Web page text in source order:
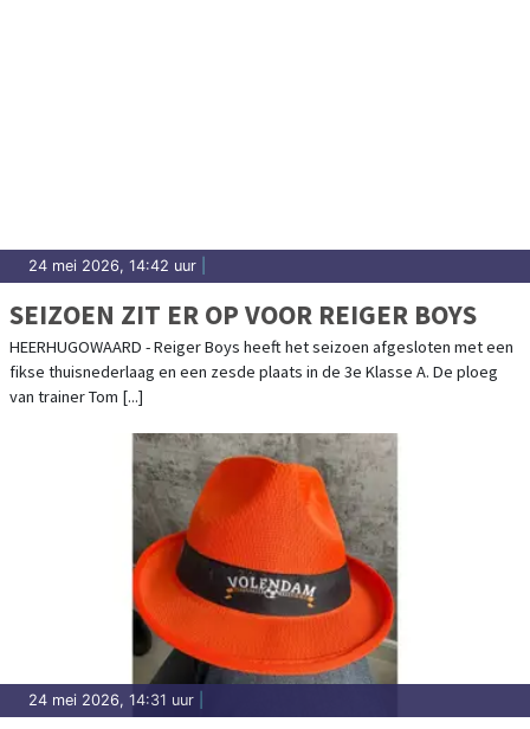
24 mei 2026, 14:42 uur
SEIZOEN ZIT ER OP VOOR REIGER BOYS
HEERHUGOWAARD - Reiger Boys heeft het seizoen afgesloten met een
fikse thuisnederlaag en een zesde plaats in de 3e Klasse A. De ploeg
van trainer Tom [...]
24 mei 2026, 14:31 uur